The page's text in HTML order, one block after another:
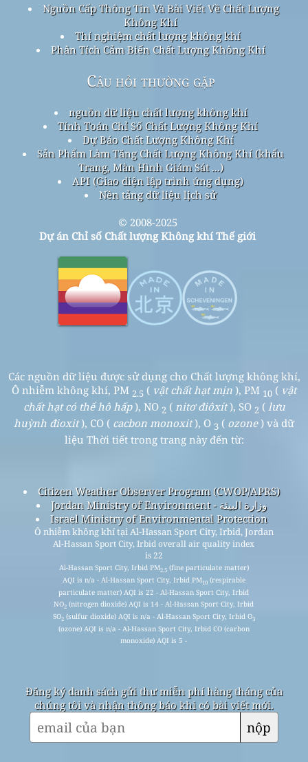
Nguồn Cấp Thông Tin Và Bài Viết Về Chất Lượng
Không Khí
Thí nghiệm chất lượng không khí
Phân Tích Cảm Biến Chất Lượng Không Khí
Câu hỏi thường gặp
nguồn dữ liệu chất lượng không khí
Tính Toán Chỉ Số Chất Lượng Không Khí
Dự Báo Chất Lượng Không Khí
Sản Phẩm Làm Tăng Chất Lượng Không Khí (khẩu
Trang, Màn Hình Giám Sát ...)
API (Giao diện lập trình ứng dụng)
Nền tảng dữ liệu lịch sử
© 2008-2025
Dự án Chỉ số Chất lượng Không khí Thế giới
Các nguồn dữ liệu được sử dụng cho Chất lượng không khí,
Ô nhiễm không khí, PM 2.5 ( vật chất hạt mịn ), PM 10 ( vật
chất hạt có thể hô hấp), NO 2 ( nitơ điôxít), SO 2 ( lưu
huỳnh đioxit), CO ( cacbon monoxit), O 3 ( ozone) và dữ
liệu Thời tiết trong trang này đến từ:
Citizen Weather Observer Program (CWOP/APRS)
Jordan Ministry of Environment - وزارة البيئة
Israel Ministry of Environmental Protection
Ô nhiễm không khí tại Al-Hassan Sport City, Irbid, Jordan
Al-Hassan Sport City, Irbid overall air quality index
is 22
Al-Hassan Sport City, Irbid PM2.5(fine particulate matter)
AQI is n/a - Al-Hassan Sport City, Irbid PM10(respirable
particulate matter) AQI is 22 - Al-Hassan Sport City, Irbid
NO2 (nitrogen dioxide) AQI is 14 - Al-Hassan Sport City, Irbid
SO2(sulfur dioxide) AQI is n/a - Al-Hassan Sport City, Irbid O3
(ozone) AQI is n/a - Al-Hassan Sport City, Irbid CO (carbon
monoxide) AQI is 5 -
Đăng ký danh sách gửi thư miễn phí hàng tháng của
chúng tôi và nhận thông báo khi có bài viết mới.
nộp